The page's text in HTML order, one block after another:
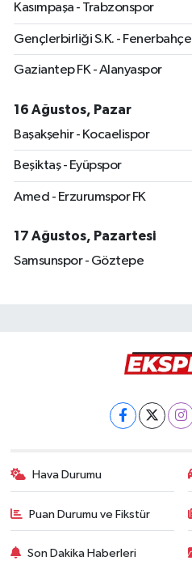
Kasımpaşa - Trabzonspor
Gençlerbirliği S.K. - Fenerbahçe
Gaziantep FK - Alanyaspor
16 Ağustos, Pazar
Başakşehir - Kocaelispor
Beşiktaş - Eyüpspor
Amed - Erzurumspor FK
17 Ağustos, Pazartesi
Samsunspor - Göztepe
Hava Durumu
Puan Durumu ve Fikstür
Son Dakika Haberleri